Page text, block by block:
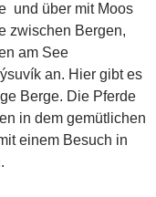
und über mit Moos
zwischen Bergen,
am See
an. Hier gibt es
Berge. Die Pferde
in dem gemütlichen
einem Besuch in